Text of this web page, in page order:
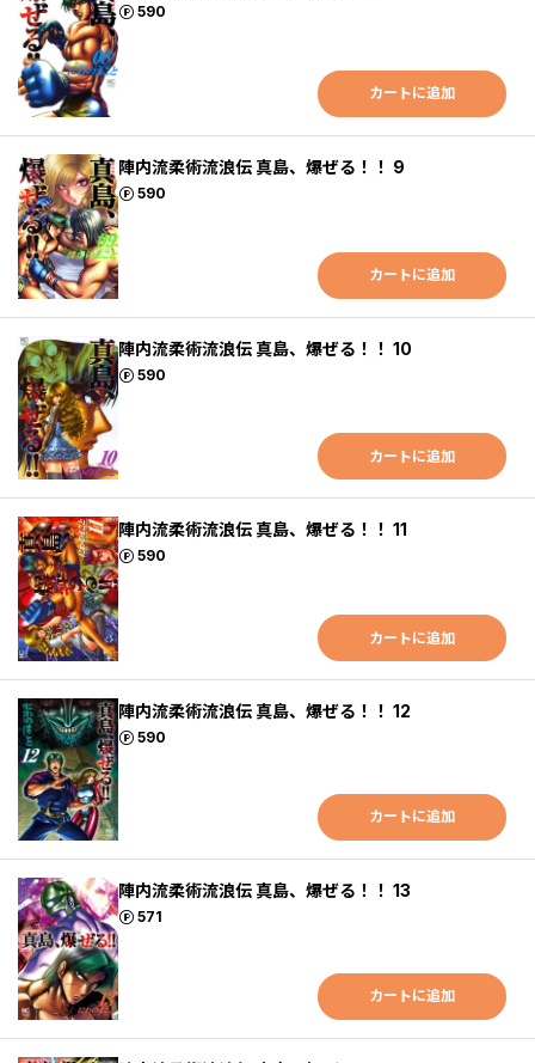
590
ポイント
カートに追加
陣内流柔術流浪伝 真島、爆ぜる！！ 9
590
ポイント
カートに追加
陣内流柔術流浪伝 真島、爆ぜる！！ 10
590
ポイント
カートに追加
陣内流柔術流浪伝 真島、爆ぜる！！ 11
590
ポイント
カートに追加
陣内流柔術流浪伝 真島、爆ぜる！！ 12
590
ポイント
カートに追加
陣内流柔術流浪伝 真島、爆ぜる！！ 13
571
ポイント
カートに追加